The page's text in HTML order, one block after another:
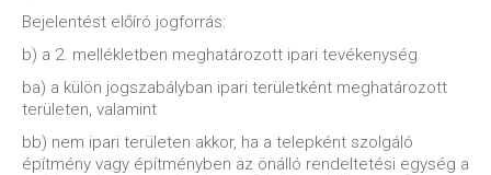
Bejelentést előíró jogforrás:
b) a 2. mellékletben meghatározott ipari tevékenység
ba) a külön jogszabályban ipari területként meghatározott
területen, valamint
bb) nem ipari területen akkor, ha a telepként szolgáló
építmény vagy építményben az önálló rendeltetési egység a